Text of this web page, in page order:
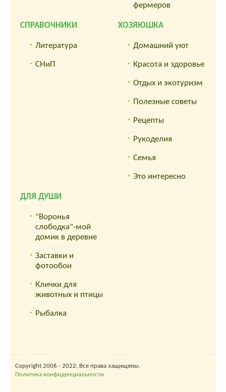
фермеров
СПРАВОЧНИКИ
Литература
СНиП
ХОЗЯЮШКА
Домашний уют
Красота и здоровье
Отдых и экотуризм
Полезные советы
Рецепты
Рукоделия
Семья
Это интересно
ДЛЯ ДУШИ
"Воронья
слободка"-мой
домик в деревне
Заставки и
фотообои
Клички для
животных и птицы
Рыбалка
Copyright 2006 - 2022, Все права защищены.
Политика конфиденциальности